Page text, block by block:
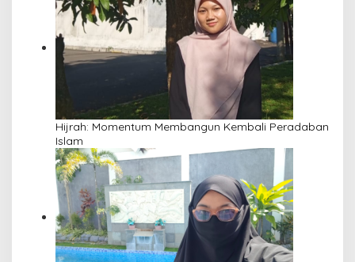
Hijrah: Momentum Membangun Kembali Peradaban
Islam